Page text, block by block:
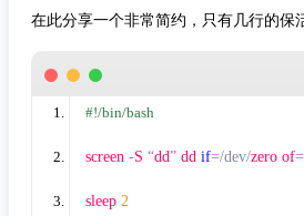
在此分享一个非常简约，只有几行的保
#!/bin/bash
screen -S “dd” dd if=/dev/zero of=
sleep 2